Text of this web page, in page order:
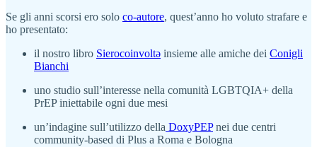
Se gli anni scorsi ero solo co-autore, quest’anno ho voluto strafare e
ho presentato:
il nostro libro Sierocoinvoltə insieme alle amiche dei Conigli
Bianchi
uno studio sull’interesse nella comunità LGBTQIA+ della
PrEP iniettabile ogni due mesi
un’indagine sull’utilizzo della DoxyPEPnei due centri
community-based di Plus a Roma e Bologna